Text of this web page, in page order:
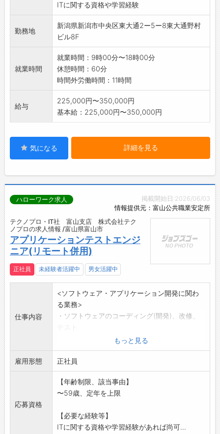
ITに関する資格や学習経験
勤務地
新潟県新潟市中央区東大通2ー5ー8東大通野村
ビル8F
就業時間
就業時間：9時00分〜18時00分
休憩時間：60分
時間外労働時間：11時間
給与
225,000円〜350,000円
基本給：225,000円〜350,000円
気になる 詳細を見る
掲載開始日:2026/06/03
情報提供元：富山公共職業安定所
ハローワーク求人
テクノプロ・IT社 富山支店 株式会社テク
ノプロの求人情報 /富山県富山市
アプリケーションテストエンジ
ニア(リモート併用)
正社員 未経験者活躍中 男女活躍中
仕事内容
<ソフトウェア・アプリケーション開発に関わ
る業務>
・ソフトウェアのコーディング(開発)、改修、
・システム開発に関わる業務の各工程を担当頂
きます。
<組込み開発、Web系開発等々>
*IT業界でのテスト、システム運用保守などのご
経験のある方
歓迎!!
などは問いません
*ITパスポート、Java silverなど、IT系の資格
もっと見る
雇用形態 正社員
応募資格
【年齢制限、該当事由】
〜59歳、定年を上限
【必要な経験等】
ITに関する資格や学習経験があれば尚可...